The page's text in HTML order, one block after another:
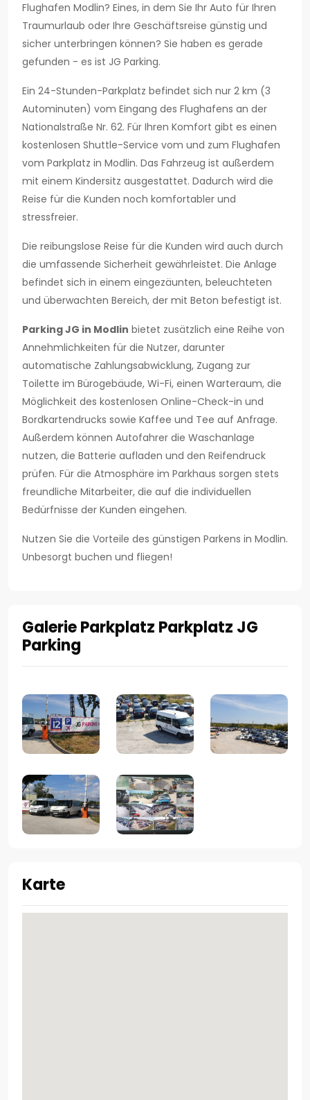
Flughafen Modlin? Eines, in dem Sie Ihr Auto für Ihren
Traumurlaub oder Ihre Geschäftsreise günstig und
sicher unterbringen können? Sie haben es gerade
gefunden - es ist JG Parking.
Ein 24-Stunden-Parkplatz befindet sich nur 2 km (3
Autominuten) vom Eingang des Flughafens an der
Nationalstraße Nr. 62. Für Ihren Komfort gibt es einen
kostenlosen Shuttle-Service vom und zum Flughafen
vom Parkplatz in Modlin. Das Fahrzeug ist außerdem
mit einem Kindersitz ausgestattet. Dadurch wird die
Reise für die Kunden noch komfortabler und
stressfreier.
Die reibungslose Reise für die Kunden wird auch durch
die umfassende Sicherheit gewährleistet. Die Anlage
befindet sich in einem eingezäunten, beleuchteten
und überwachten Bereich, der mit Beton befestigt ist.
Parking JG in Modlin bietet zusätzlich eine Reihe von
Annehmlichkeiten für die Nutzer, darunter
automatische Zahlungsabwicklung, Zugang zur
Toilette im Bürogebäude, Wi-Fi, einen Warteraum, die
Möglichkeit des kostenlosen Online-Check-in und
Bordkartendrucks sowie Kaffee und Tee auf Anfrage.
Außerdem können Autofahrer die Waschanlage
nutzen, die Batterie aufladen und den Reifendruck
prüfen. Für die Atmosphäre im Parkhaus sorgen stets
freundliche Mitarbeiter, die auf die individuellen
Bedürfnisse der Kunden eingehen.
Nutzen Sie die Vorteile des günstigen Parkens in Modlin.
Unbesorgt buchen und fliegen!
Galerie Parkplatz Parkplatz JG
Parking
Karte